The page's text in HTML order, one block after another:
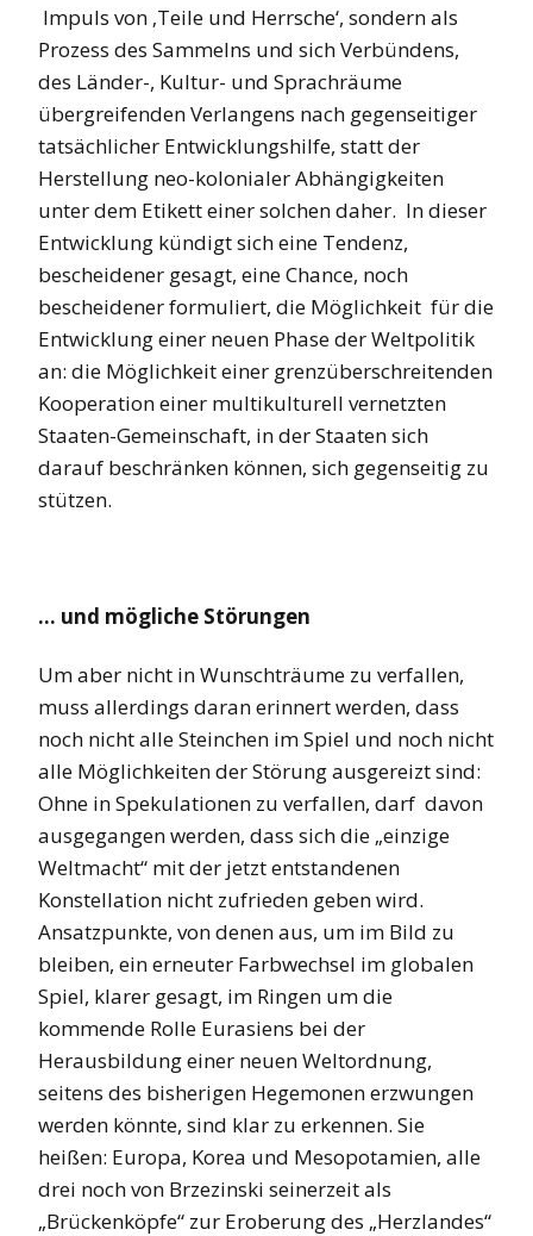
Impuls von ‚Teile und Herrsche‘, sondern als
Prozess des Sammelns und sich Verbündens,
des Länder-, Kultur- und Sprachräume
übergreifenden Verlangens nach gegenseitiger
tatsächlicher Entwicklungshilfe, statt der
Herstellung neo-kolonialer Abhängigkeiten
unter dem Etikett einer solchen daher. In dieser
Entwicklung kündigt sich eine Tendenz,
bescheidener gesagt, eine Chance, noch
bescheidener formuliert, die Möglichkeit für die
Entwicklung einer neuen Phase der Weltpolitik
an: die Möglichkeit einer grenzüberschreitenden
Kooperation einer multikulturell vernetzten
Staaten-Gemeinschaft, in der Staaten sich
darauf beschränken können, sich gegenseitig zu
stützen.
… und mögliche Störungen
Um aber nicht in Wunschträume zu verfallen,
muss allerdings daran erinnert werden, dass
noch nicht alle Steinchen im Spiel und noch nicht
alle Möglichkeiten der Störung ausgereizt sind:
Ohne in Spekulationen zu verfallen, darf davon
ausgegangen werden, dass sich die „einzige
Weltmacht“ mit der jetzt entstandenen
Konstellation nicht zufrieden geben wird.
Ansatzpunkte, von denen aus, um im Bild zu
bleiben, ein erneuter Farbwechsel im globalen
Spiel, klarer gesagt, im Ringen um die
kommende Rolle Eurasiens bei der
Herausbildung einer neuen Weltordnung,
seitens des bisherigen Hegemonen erzwungen
werden könnte, sind klar zu erkennen. Sie
heißen: Europa, Korea und Mesopotamien, alle
drei noch von Brzezinski seinerzeit als
„Brückenköpfe“ zur Eroberung des „Herzlandes“